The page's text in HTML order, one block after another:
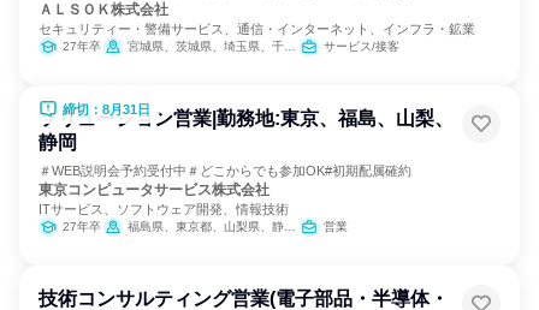
ＡＬＳＯＫ株式会社
セキュリティー・警備サービス、通信・インターネット、インフラ・鉱業
27年卒 宮城県、茨城県、埼玉県、千葉県、東京都、神奈川県、山梨県、長野県、静岡県、愛知県、滋賀県、京都府、大阪府、兵庫県、奈良県、和歌山県、岡山県、山口県、徳島県、香川県、高知県、福岡県、熊本県、大分県 サービス/接客
締切：8月31日
ソリューション営業|勤務地:東京、福島、山梨、
静岡
＃WEB説明会予約受付中＃どこからでも参加OK#初期配属確約
東京コンピュータサービス株式会社
ITサービス、ソフトウェア開発、情報技術
27年卒 福島県、東京都、山梨県、静岡県 営業
技術コンサルティング営業(電子部品・半導体・